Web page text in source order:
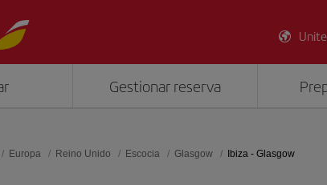
Gestionar reserva
Europa Reino Unido Escocia Glasgow Ibiza - Glasgow